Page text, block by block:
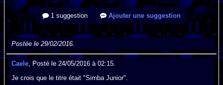
1 suggestion Ajouter une suggestion
Postée le 29/02/2016.
Caele, Posté le 24/05/2016 à 02:15.
Je crois que le titre était "Simba Junior".